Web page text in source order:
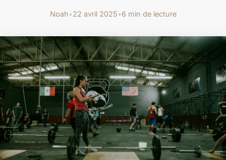
Noah•22 avril 2025•6 min de lecture